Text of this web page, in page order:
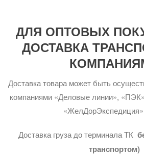
ДЛЯ ОПТОВЫХ
ДОСТАВКА
Доставка товара может быть
компаниями «Деловые линии»,
«ЖелДорЭкспедиция»
Доставка груза до терминала ТК
транспортом)